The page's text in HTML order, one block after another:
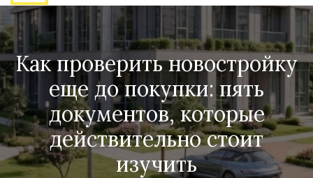
Как проверить новостройку
еще до покупки: пять
документов, которые
действительно стоит
изучить